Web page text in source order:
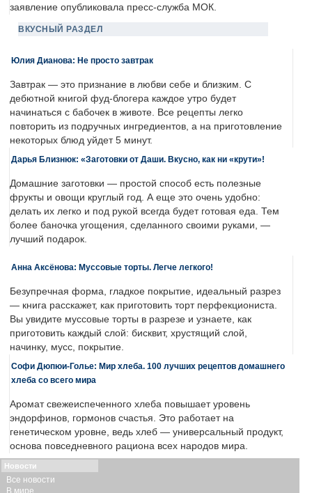
заявление опубликовала пресс-служба МОК.
ВКУСНЫЙ РАЗДЕЛ
Юлия Дианова: Не просто завтрак
Завтрак — это признание в любви себе и близким. С
дебютной книгой фуд-блогера каждое утро будет
начинаться с бабочек в животе. Все рецепты легко
повторить из подручных ингредиентов, а на приготовление
некоторых блюд уйдет 5 минут.
Дарья Близнюк: «Заготовки от Даши. Вкусно, как ни «крути»!
Домашние заготовки — простой способ есть полезные
фрукты и овощи круглый год. А еще это очень удобно:
делать их легко и под рукой всегда будет готовая еда. Тем
более баночка угощения, сделанного своими руками, —
лучший подарок.
Анна Аксёнова: Муссовые торты. Легче легкого!
Безупречная форма, гладкое покрытие, идеальный разрез
— книга расскажет, как приготовить торт перфекциониста.
Вы увидите муссовые торты в разрезе и узнаете, как
приготовить каждый слой: бисквит, хрустящий слой,
начинку, мусс, покрытие.
Софи Дюпюи-Голье: Мир хлеба. 100 лучших рецептов домашнего
хлеба со всего мира
Аромат свежеиспеченного хлеба повышает уровень
эндорфинов, гормонов счастья. Это работает на
генетическом уровне, ведь хлеб — универсальный продукт,
основа повседневного рациона всех народов мира.
Новости
Все новости